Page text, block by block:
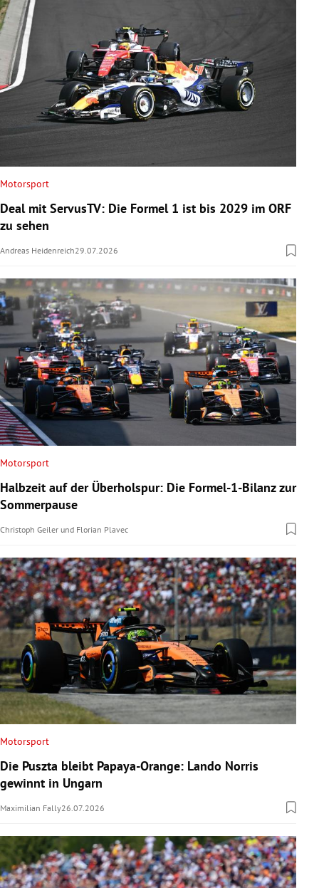
Untermenü
Motorsport
Deal mit ServusTV: Die Formel 1 ist bis 2029 im ORF
zu sehen
Andreas Heidenreich29.07.2026
Motorsport
Halbzeit auf der Überholspur: Die Formel-1-Bilanz zur
Sommerpause
Christoph Geiler und Florian Plavec
Motorsport
Die Puszta bleibt Papaya-Orange: Lando Norris
gewinnt in Ungarn
Maximilian Fally26.07.2026